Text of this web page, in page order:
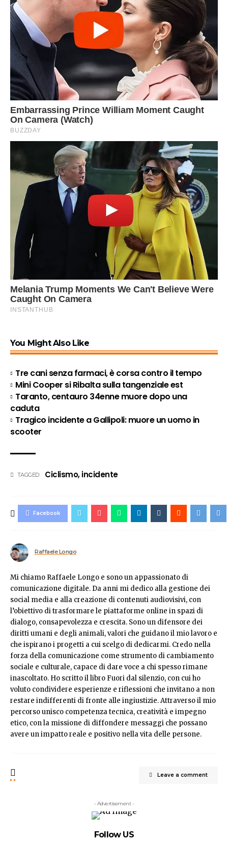
You Might Also Like
Tre cani senza farmaci, è corsa contro il tempo
Mini Cooper si Ribalta sulla tangenziale est
Taranto, centauro 34enne muore dopo una
caduta
Tragico incidente a Gallipoli: muore un uomo in
scooter
TAGGED: Ciclismo,incidente
Facebook
Raffaele Longo
Mi chiamo Raffaele Longo e sono un appassionato di
comunicazione digitale. Da anni mi dedico alla gestione dei
social media e alla creazione di contenuti audiovisivi, con
l’obiettivo di trasformare le piattaforme online in spazi di
dialogo, consapevolezza e crescita. Sono un difensore dei
diritti umani e degli animali, valori che guidano il mio lavoro e
che ispirano i progetti a cui scelgo di dedicarmi. Credo nella
forza della comunicazione come strumento di cambiamento
sociale e culturale, capace di dare voce a chi spesso rimane
inascoltato. Ho scritto il libro Fuori dal silenzio, con cui ho
voluto condividere esperienze e riflessioni che invitano a non
restare indifferenti di fronte alle ingiustizie. Attraverso il mio
percorso unisco competenza tecnica, creatività e impegno
etico, con la missione di diffondere messaggi che possano
avere un impatto reale e positivo nella vita delle persone.
Leave a comment
- Advertisement -
Follow US